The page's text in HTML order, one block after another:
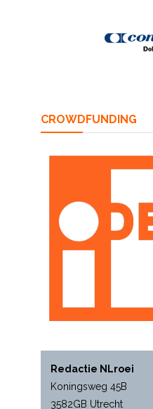
CROWDFUNDING
Redactie NLroei
Koningsweg 45B
3582GB Utrecht